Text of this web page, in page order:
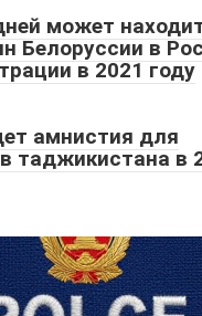
может
Белоруссии в
в 2021 году
амнистия для
таджикистана в